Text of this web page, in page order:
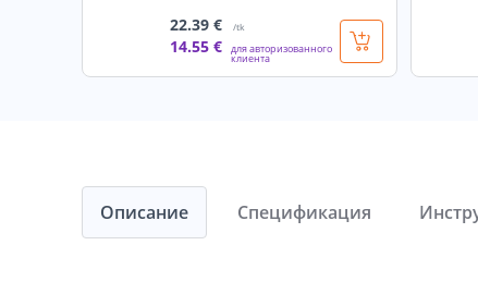
22.39 € /tk
14.55 € для авторизованного
клиента
Описание Спецификация